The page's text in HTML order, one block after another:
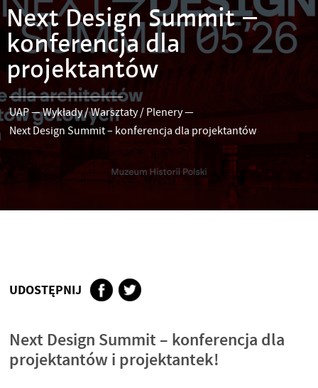
Next Design Summit –
konferencja dla
projektantów
UAP—Wykłady / Warsztaty / Plenery—
Next Design Summit – konferencja dla projektantów
UDOSTĘPNIJ
Next Design Summit – konferencja dla
projektantów i projektantek!